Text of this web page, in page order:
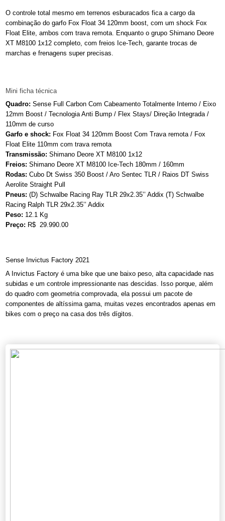
O controle total mesmo em terrenos esburacados fica a cargo da
combinação do garfo Fox Float 34 120mm boost, com um shock Fox
Float Elite, ambos com trava remota. Enquanto o grupo Shimano Deore
XT M8100 1x12 completo, com freios Ice-Tech, garante trocas de
marchas e frenagens super precisas.
Mini ficha técnica
Quadro: Sense Full Carbon Com Cabeamento Totalmente Interno / Eixo
12mm Boost / Tecnologia Anti Bump / Flex Stays/ Direção Integrada /
110mm de curso
Garfo e shock: Fox Float 34 120mm Boost Com Trava remota / Fox
Float Elite 110mm com trava remota
Transmissão: Shimano Deore XT M8100 1x12
Freios: Shimano Deore XT M8100 Ice-Tech 180mm / 160mm
Rodas: Cubo Dt Swiss 350 Boost / Aro Sentec TLR / Raios DT Swiss
Aerolite Straight Pull
Pneus: (D) Schwalbe Racing Ray TLR 29x2.35’’ Addix (T) Schwalbe
Racing Ralph TLR 29x2.35’’ Addix
Peso: 12.1 Kg
Preço: R$ 29.990.00
Sense Invictus Factory 2021
A Invictus Factory é uma bike que une baixo peso, alta capacidade nas
subidas e um controle impressionante nas descidas. Isso porque, além
do quadro com geometria comprovada, ela possui um pacote de
componentes de altíssima gama, muitas vezes encontrados apenas em
bikes com o preço na casa dos três dígitos.